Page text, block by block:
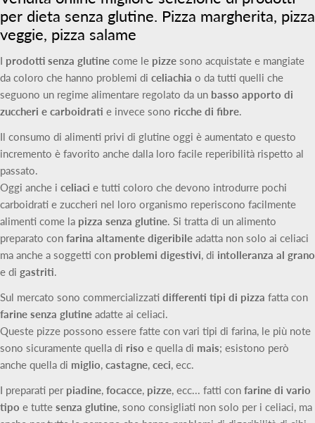
per dieta senza glutine. Pizza margherita, pizza
veggie, pizza salame
I prodotti senza glutine come le pizze sono acquistate e mangiate
da coloro che hanno problemi di celiachia o da tutti quelli che
seguono un regime alimentare regolato da un basso apporto di
zuccheri e carboidrati e invece sono ricche di fibre.
Il consumo di alimenti privi di glutine oggi è aumentato e questo
incremento è favorito anche dalla loro facile reperibilità rispetto al
passato.
Oggi anche i celiaci e tutti coloro che devono introdurre pochi
carboidrati e zuccheri nel loro organismo reperiscono facilmente
alimenti come la pizza senza glutine. Si tratta di un alimento
preparato con farina altamente digeribile adatta non solo ai celiaci
ma anche a soggetti con problemi digestivi, di intolleranza al grano
e di gastriti.
Sul mercato sono commercializzati differenti tipi di pizza fatta con
farine senza glutine adatte ai celiaci.
Queste pizze possono essere fatte con vari tipi di farina, le più note
sono sicuramente quella di riso e quella di mais; esistono però
anche quella di miglio, castagne, ceci, ecc.
I preparati per piadine, focacce, pizze, ecc... fatti con farine di vario
tipo e tutte senza glutine, sono consigliati non solo per i celiaci, ma